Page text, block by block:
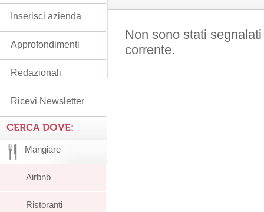
Non sono stati
corrente.
Inserisci azienda
Approfondimenti
Redazionali
Ricevi Newsletter
CERCA DOVE:
Mangiare
Airbnb
Ristoranti